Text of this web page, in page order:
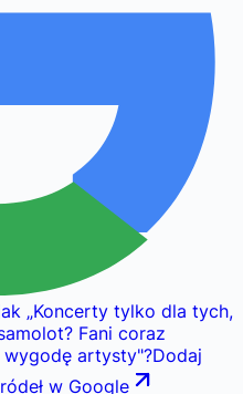
„Koncerty tylko dla tych,
Fani coraz
wygodę artysty"?Dodaj
w Google